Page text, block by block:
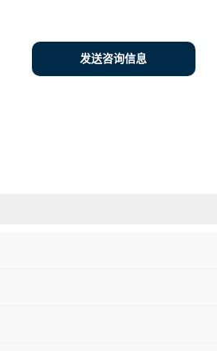
发送咨询信息